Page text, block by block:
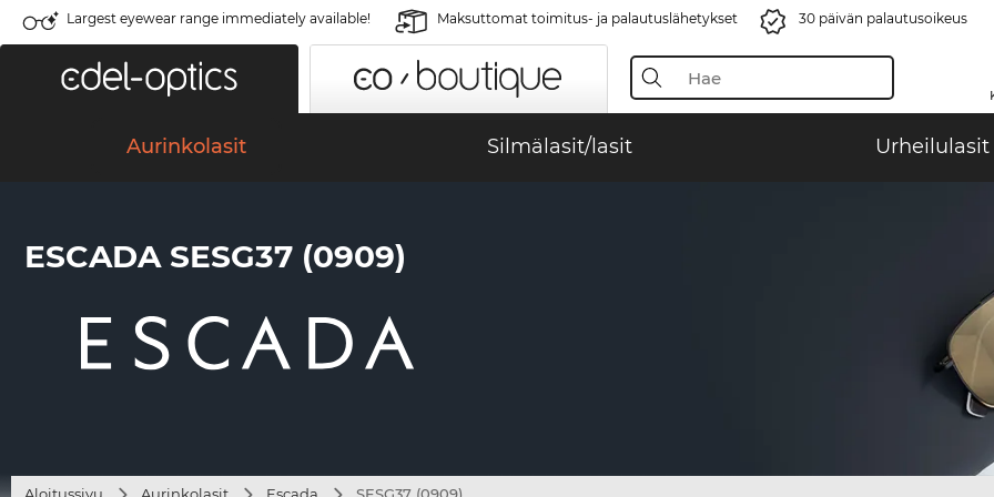
Largest eyewear range immediately available! Maksuttomat toimitus- ja palautuslähetykset 30 päivän palautusoikeus
Aurinkolasit Silmälasit/lasit Urheilulasit
ESCADA SESG37 (0909)